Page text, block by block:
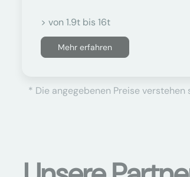
> von 1.9t bis 16t
Mehr erfahren
* Die angegebenen Preise